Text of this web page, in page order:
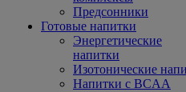
Предсонники
Готовые напитки
Энергетические
напитки
Изотонические
Напитки с BCAA